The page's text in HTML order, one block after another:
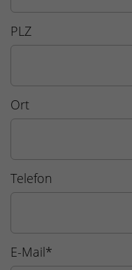
PLZ
Ort
Telefon
E-Mail*